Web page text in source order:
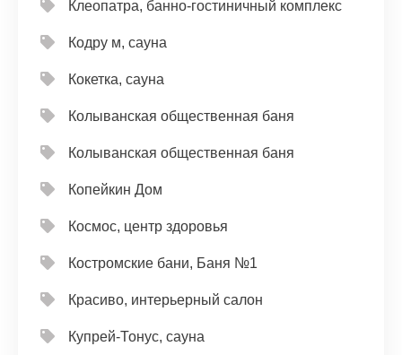
Клеопатра, банно-гостиничный комплекс
Кодру м, сауна
Кокетка, сауна
Колыванская общественная баня
Колыванская общественная баня
Копейкин Дом
Космос, центр здоровья
Костромские бани, Баня №1
Красиво, интерьерный салон
Купрей-Тонус, сауна